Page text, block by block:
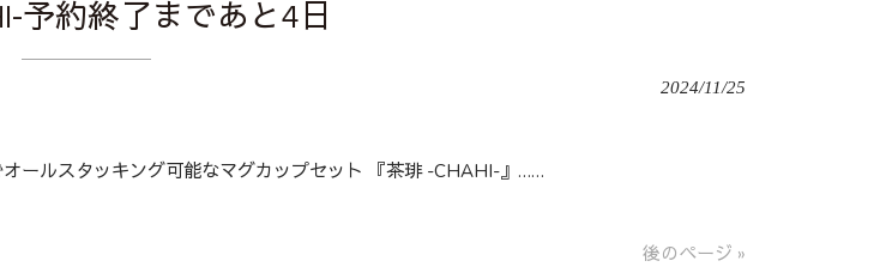
予約終了まであと4日
2024/11/25
ールスタッキング可能なマグカップセット 『茶琲 -CHAHI-』 ……
後のページ »